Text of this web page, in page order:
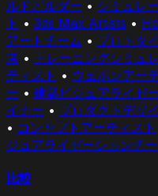
ルドビルダー • シミュレ
ト • 3ds Max Artists •
アートチーム • プロトタ
者 • トレーニングシミュ
ティスト • ウェポンアー
ー • 建築ビジュアライゼ
イナー • プロダクトデザ
• コンセプトアーティスト
ジュアライゼーションチ
比較